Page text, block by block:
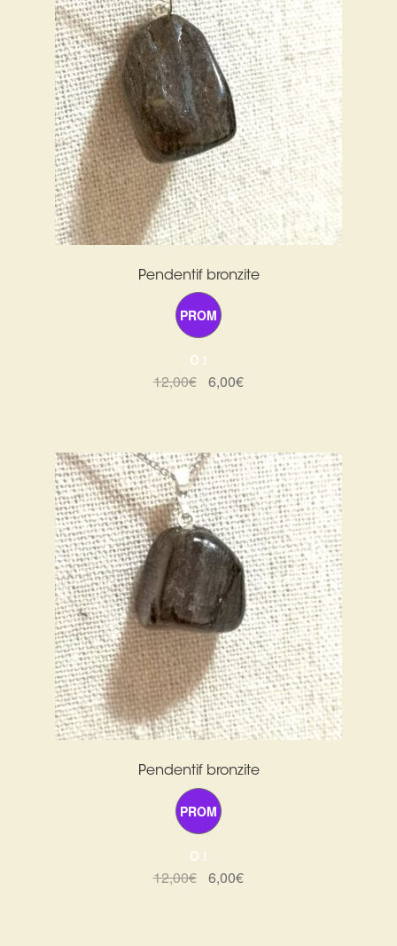
Pendentif bronzite
PROM
O !
12,00€ Le
12,00€.
6,00€Le
6,00€.
Pendentif bronzite
PROM
O !
12,00€ Le
6,00€Le